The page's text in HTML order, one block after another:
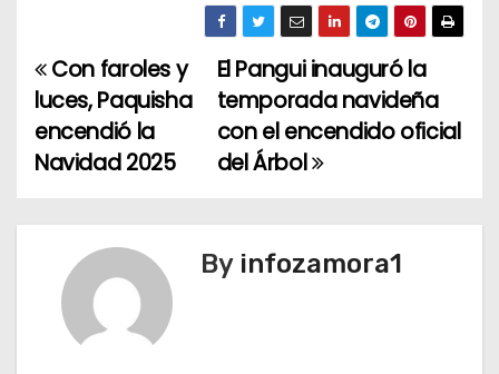
N
a
v
e
El Pangui inauguró la
temporada navideña
con el encendido oficial
del Árbol
Con faroles y
luces, Paquisha
encendió la
Navidad 2025
By infozamora1